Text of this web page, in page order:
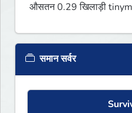
औसतन 0.29 खिलाड़ी
समान सर्वर